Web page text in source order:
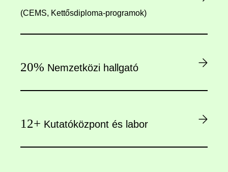
(CEMS, Kettősdiploma-programok)
20% Nemzetközi hallgató
12+ Kutatóközpont és labor